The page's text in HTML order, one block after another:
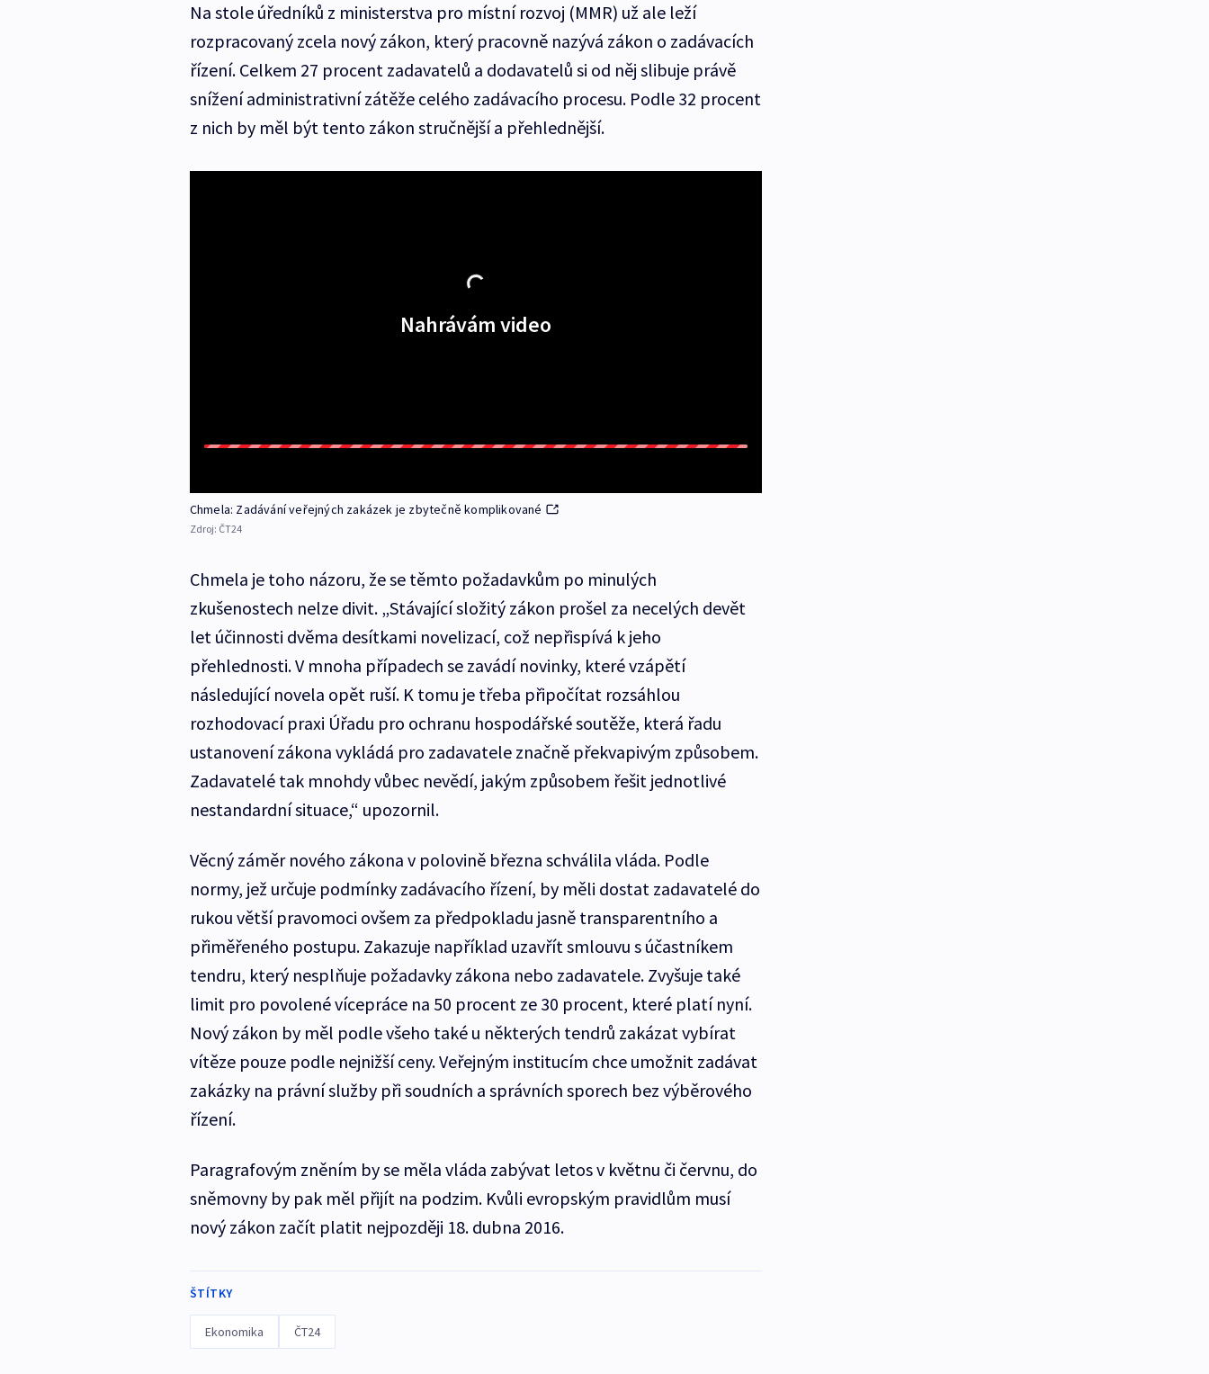
Na stole úředníků z ministerstva pro místní rozvoj (MMR) už ale leží
rozpracovaný zcela nový zákon, který pracovně nazývá zákon o zadávacích
řízení. Celkem 27 procent zadavatelů a dodavatelů si od něj slibuje právě
snížení administrativní zátěže celého zadávacího procesu. Podle 32 procent
z nich by měl být tento zákon stručnější a přehlednější.
Nahrávám video
Chmela: Zadávání veřejných zakázek je zbytečně komplikované
Zdroj: ČT24
Chmela je toho názoru, že se těmto požadavkům po minulých
zkušenostech nelze divit. „Stávající složitý zákon prošel za necelých devět
let účinnosti dvěma desítkami novelizací, což nepřispívá k jeho
přehlednosti. V mnoha případech se zavádí novinky, které vzápětí
následující novela opět ruší. K tomu je třeba připočítat rozsáhlou
rozhodovací praxi Úřadu pro ochranu hospodářské soutěže, která řadu
ustanovení zákona vykládá pro zadavatele značně překvapivým způsobem.
Zadavatelé tak mnohdy vůbec nevědí, jakým způsobem řešit jednotlivé
nestandardní situace,“ upozornil.
Věcný záměr nového zákona v polovině března schválila vláda. Podle
normy, jež určuje podmínky zadávacího řízení, by měli dostat zadavatelé do
rukou větší pravomoci ovšem za předpokladu jasně transparentního a
přiměřeného postupu. Zakazuje například uzavřít smlouvu s účastníkem
tendru, který nesplňuje požadavky zákona nebo zadavatele. Zvyšuje také
limit pro povolené vícepráce na 50 procent ze 30 procent, které platí nyní.
Nový zákon by měl podle všeho také u některých tendrů zakázat vybírat
vítěze pouze podle nejnižší ceny. Veřejným institucím chce umožnit zadávat
zakázky na právní služby při soudních a správních sporech bez výběrového
řízení.
Paragrafovým zněním by se měla vláda zabývat letos v květnu či červnu, do
sněmovny by pak měl přijít na podzim. Kvůli evropským pravidlům musí
nový zákon začít platit nejpozději 18. dubna 2016.
ŠTÍTKY
Ekonomika ČT24